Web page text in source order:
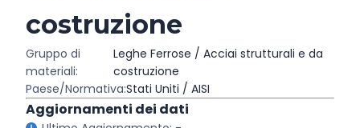
costruzione
Gruppo di
materiali:
Leghe Ferrose / Acciai strutturali e da
costruzione
Paese/Normativa:Stati Uniti / AISI
Aggiornamenti dei dati